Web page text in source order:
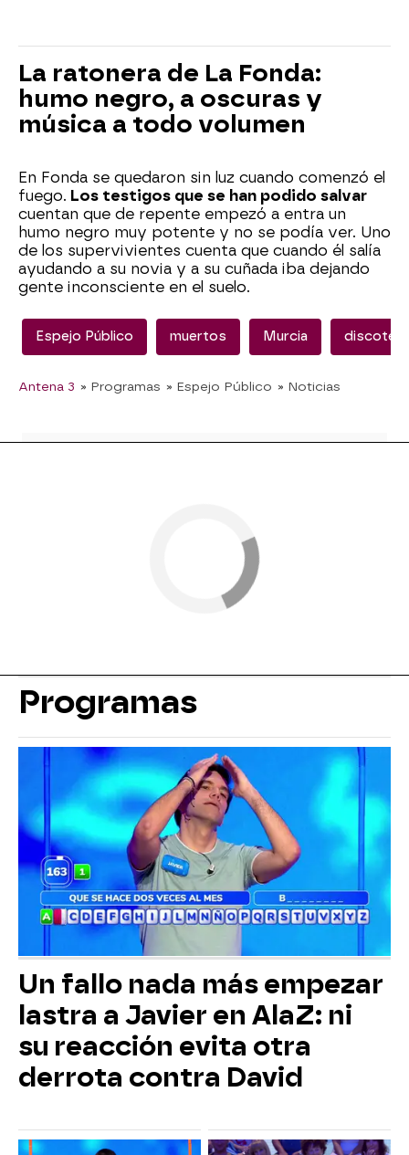
La ratonera de La Fonda:
humo negro, a oscuras y
música a todo volumen
En Fonda se quedaron sin luz cuando comenzó el
fuego. Los testigos que se han podido salvar
cuentan que de repente empezó a entra un
humo negro muy potente y no se podía ver. Uno
de los supervivientes cuenta que cuando él salía
ayudando a su novia y a su cuñada iba dejando
gente inconsciente en el suelo.
Espejo Público muertos Murcia
Antena 3 » Programas » Espejo Público » Noticias
Programas
Un fallo nada más empezar
lastra a Javier en AlaZ: ni
su reacción evita otra
derrota contra David